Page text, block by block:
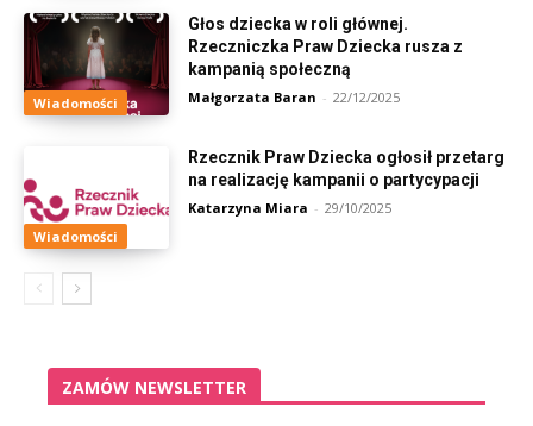
Wiadomości
Głos dziecka w roli głównej.
Rzeczniczka Praw Dziecka rusza z
kampanią społeczną
Małgorzata Baran - 22/12/2025
Wiadomości
Rzecznik Praw Dziecka ogłosił przetarg
na realizację kampanii o partycypacji
Katarzyna Miara - 29/10/2025
ZAMÓW NEWSLETTER